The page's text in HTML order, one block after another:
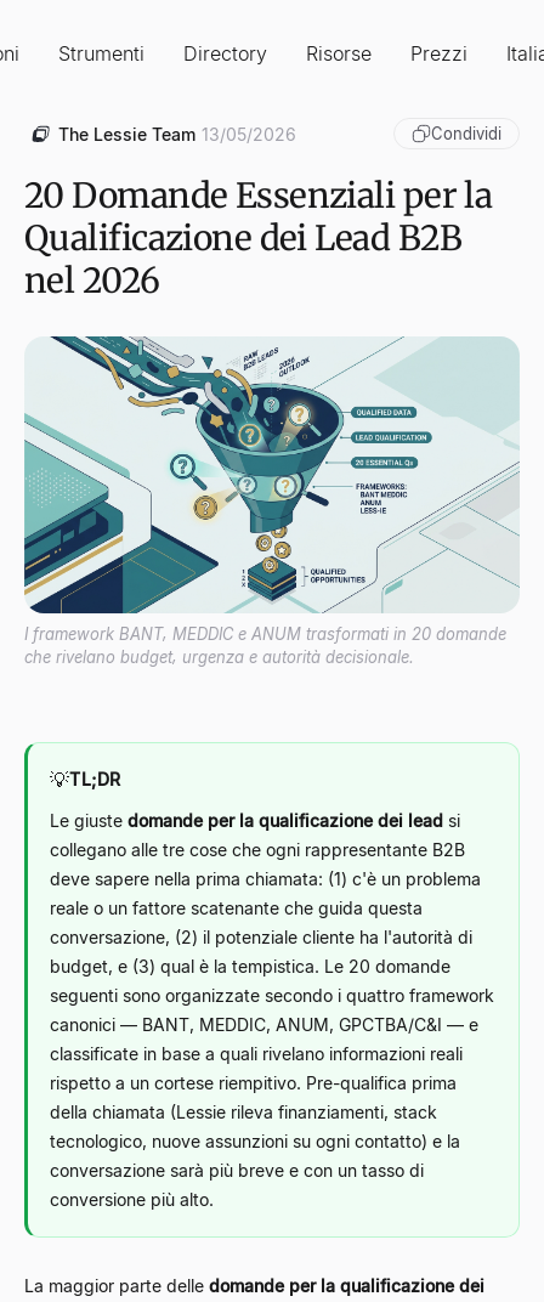
Strumenti Directory Risorse Prezzi
The Lessie Team 13/05/2026 Condividi
20 Domande Essenziali per la
Qualificazione dei Lead B2B
nel 2026
I framework BANT, MEDDIC e ANUM trasformati in 20 domande
che rivelano budget, urgenza e autorità decisionale.
💡TL;DR
Le giuste domande per la qualificazione dei lead si
collegano alle tre cose che ogni rappresentante B2B
deve sapere nella prima chiamata: (1) c'è un problema
reale o un fattore scatenante che guida questa
conversazione, (2) il potenziale cliente ha l'autorità di
budget, e (3) qual è la tempistica. Le 20 domande
seguenti sono organizzate secondo i quattro framework
canonici — BANT, MEDDIC, ANUM, GPCTBA/C&I — e
classificate in base a quali rivelano informazioni reali
rispetto a un cortese riempitivo. Pre-qualifica prima
della chiamata (Lessie rileva finanziamenti, stack
tecnologico, nuove assunzioni su ogni contatto) e la
conversazione sarà più breve e con un tasso di
conversione più alto.
La maggior parte delle domande per la qualificazione dei